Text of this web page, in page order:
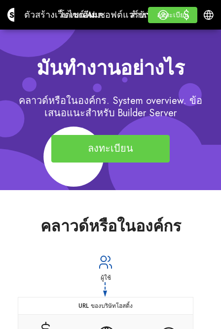
Site.proตัวสร้างเว็บไซต์ AI
ตัวสร้างเว็บไซต์ AI
โดเมนเนม
โดเมนเนม
อีเมล
อีเมลซอฟต์แวร์บัญชี
ซอฟต์แวร์บัญชีสำหรับผู้ขายต่อป้ายขาว
สำหรับผู้ขายต่อ
ป้ายขาว
เรียนรู้
เรียนรู้
ลงทะเบียน
ลงทะเบียน
เข้าสู่ระบบ
$
$ ภาษ
มันทำงานอย่างไร
คลาวด์หรือในองค์กร. System overview. ข้อ
เสนอแนะสำหรับ Builder Server
ลงทะเบียน
คลาวด์หรือในองค์กร
ผู้ใช้
URL ของบริษัทโฮสติ้ง